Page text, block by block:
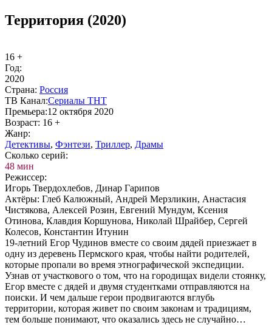
Территория (2020)
16 +
Год:
2020
Стра­на: Рос­сия
ТВ Ка­нал:Се­риа­лы ТНТ
Пре­мье­ра:12 октября 2020
Воз­раст: 16 +
Жанр:
Де­тек­ти­вы, Фэн­те­зи, Трил­лер, Дра­мы
Сколь­ко се­рий:
48 мин
Ре­жис­сер:
Игорь Твердохлебов, Динар Гарипов
Ак­тё­ры: Глеб Калюжный, Андрей Мерзликин, Анастасия
Чистякова, Алексей Розин, Евгений Мундум, Ксения
Отинова, Клавдия Коршунова, Николай Шрайбер, Сергей
Колесов, Константин Итунин
19-летний Егор Чудинов вместе со своим дядей приезжает в
одну из деревень Пермского края, чтобы найти родителей,
которые пропали во время этнографической экспедиции.
Узнав от участкового о том, что на городищах видели стоянку,
Егор вместе с дядей и двумя студентками отправляются на
поиски. И чем дальше герои продвигаются вглубь
территории, которая живет по своим законам и традициям,
тем больше понимают, что оказались здесь не случайно…